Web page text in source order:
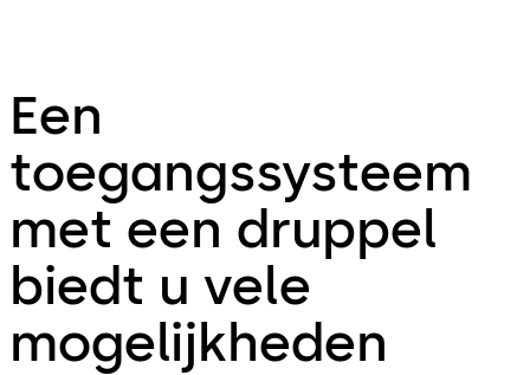
Een
toegangssysteem
met een druppel
biedt u vele
mogelijkheden